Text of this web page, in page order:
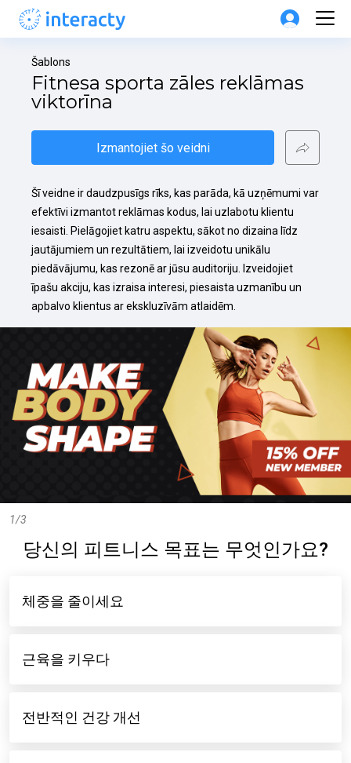
Šablons
Fitnesa sporta zāles reklāmas
viktorīna
Izmantojiet šo veidni
Šī veidne ir daudzpusīgs rīks, kas parāda, kā uzņēmumi var
efektīvi izmantot reklāmas kodus, lai uzlabotu klientu
iesaisti. Pielāgojiet katru aspektu, sākot no dizaina līdz
jautājumiem un rezultātiem, lai izveidotu unikālu
piedāvājumu, kas rezonē ar jūsu auditoriju. Izveidojiet
īpašu akciju, kas izraisa interesi, piesaista uzmanību un
apbalvo klientus ar ekskluzīvām atlaidēm.